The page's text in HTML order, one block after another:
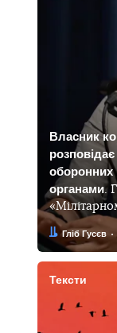
Власник
оборонних
органами.
Автор:
Гліб Гусєв
Дата:
Тексти